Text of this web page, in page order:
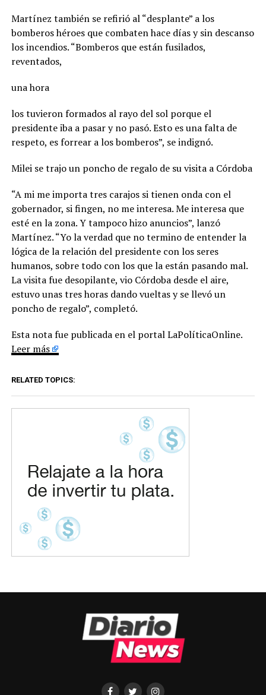
Martínez también se refirió al “desplante” a los
bomberos héroes que combaten hace días y sin descanso
los incendios. “Bomberos que están fusilados,
reventados,
una hora
los tuvieron formados al rayo del sol porque el
presidente iba a pasar y no pasó. Esto es una falta de
respeto, es forrear a los bomberos”, se indignó.
Milei se trajo un poncho de regalo de su visita a Córdoba
“A mi me importa tres carajos si tienen onda con el
gobernador, si fingen, no me interesa. Me interesa que
esté en la zona. Y tampoco hizo anuncios”, lanzó
Martínez. “Yo la verdad que no termino de entender la
lógica de la relación del presidente con los seres
humanos, sobre todo con los que la están pasando mal.
La visita fue desopilante, vio Córdoba desde el aire,
estuvo unas tres horas dando vueltas y se llevó un
poncho de regalo”, completó.
Esta nota fue publicada en el portal LaPolíticaOnline.
Leer más
RELATED TOPICS: